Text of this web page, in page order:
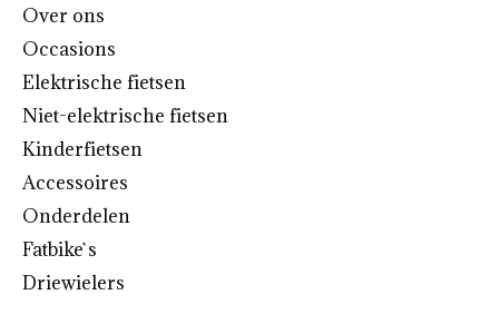
Over ons
Occasions
Elektrische fietsen
Niet-elektrische fietsen
Kinderfietsen
Accessoires
Onderdelen
Fatbike`s
Driewielers